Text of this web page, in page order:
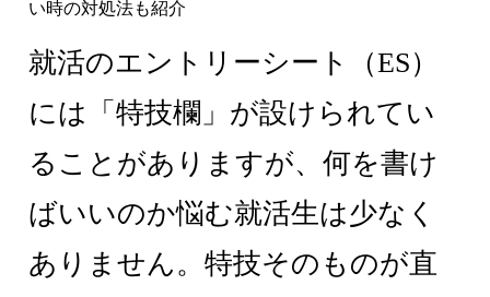
就活のエントリーシート（ES）
には「特技欄」が設けられてい
ることがありますが、何を書け
ばいいのか悩む就活生は少なく
ありません。特技そのものが直